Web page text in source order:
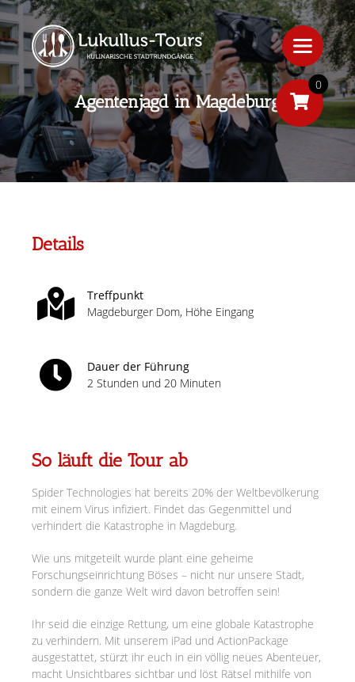
Agentenjagd in Magdeburg
Details
Treffpunkt
Magdeburger Dom, Höhe Eingang
Dauer der Führung
2 Stunden und 20 Minuten
So läuft die Tour ab
Spider Technologies hat bereits 20% der Weltbevölkerung
mit einem Virus infiziert. Findet das Gegenmittel und
verhindert die Katastrophe in Magdeburg.
Wie uns mitgeteilt wurde plant eine geheime
Forschungseinrichtung Böses – nicht nur unsere Stadt,
sondern die ganze Welt wird davon betroffen sein!
Ihr seid die einzige Rettung, um eine globale Katastrophe
zu verhindern. Mit unserem iPad und ActionPackage
ausgestattet, stürzt ihr euch in ein völlig neues Abenteuer,
macht Unsichtbares sichtbar und löst Rätsel mithilfe von
0